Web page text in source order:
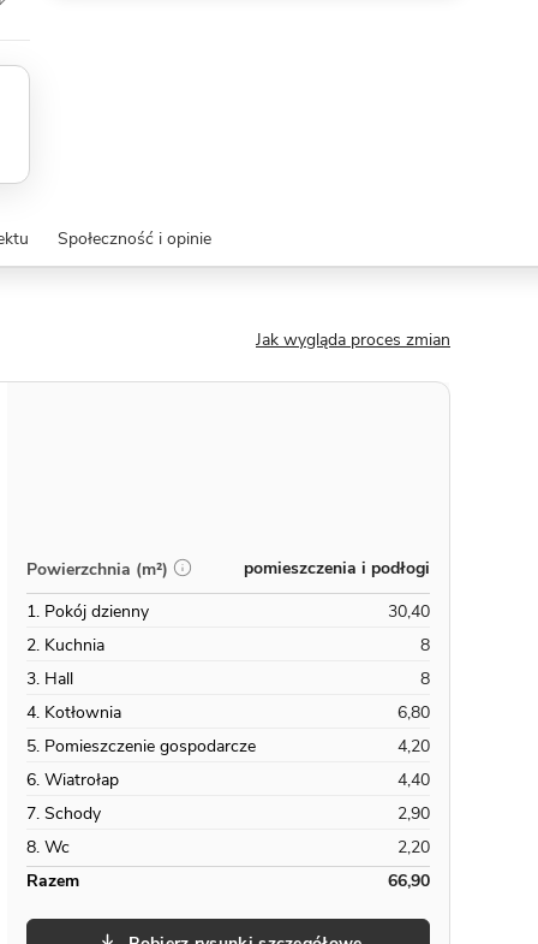
Społeczność i opinie
Jak wygląda proces zmian
Powierzchnia (m²)
pomieszczenia i podłogi
1. Pokój dzienny
30,40
2. Kuchnia
8
3. Hall
8
4. Kotłownia
6,80
5. Pomieszczenie gospodarcze
4,20
6. Wiatrołap
4,40
7. Schody
2,90
8. Wc
2,20
Razem
66,90